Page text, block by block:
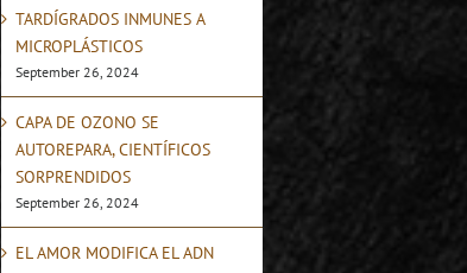
TARDÍGRADOS INMUNES A
MICROPLÁSTICOS
September 26, 2024
CAPA DE OZONO SE
AUTOREPARA, CIENTÍFICOS
SORPRENDIDOS
September 26, 2024
EL AMOR MODIFICA EL ADN